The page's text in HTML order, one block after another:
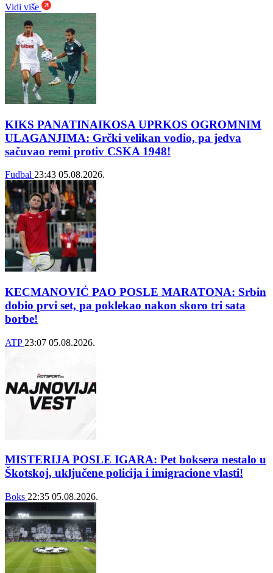
Vidi više
KIKS PANATINAIKOSA UPRKOS OGROMNIM
ULAGANJIMA: Grčki velikan vodio, pa jedva
sačuvao remi protiv CSKA 1948!
Fudbal 23:43 05.08.2026.
KECMANOVIĆ PAO POSLE MARATONA: Srbin
dobio prvi set, pa poklekao nakon skoro tri sata
borbe!
ATP 23:07 05.08.2026.
MISTERIJA POSLE IGARA: Pet boksera nestalo u
Škotskoj, uključene policija i imigracione vlasti!
Boks 22:35 05.08.2026.